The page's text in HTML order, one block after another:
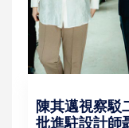
陳其邁視察駁
批進駐設計師